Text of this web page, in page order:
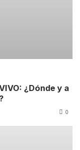
¿Dónde y a
0